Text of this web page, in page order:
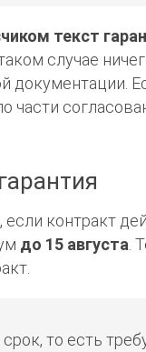
текст
случае
документации.
контракт
до 15 августа .
то есть